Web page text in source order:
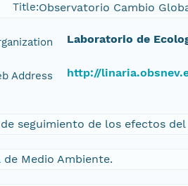
Title:Observatorio Cambio
Laboratorio de
Address http://
seguimiento de los efectos
de Medio Ambiente.